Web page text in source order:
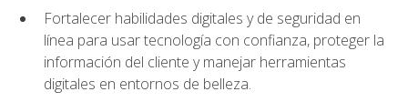
Fortalecer habilidades digitales y de seguridad en
línea para usar tecnología con confianza, proteger la
información del cliente y manejar herramientas
digitales en entornos de belleza.